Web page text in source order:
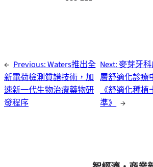
← Previous:Waters推出全
新電荷檢測質譜技術，加
速新一代生物治療藥物研
發程序
Next:麥芽牙
層舒適化診療
《舒適化種
準》
→